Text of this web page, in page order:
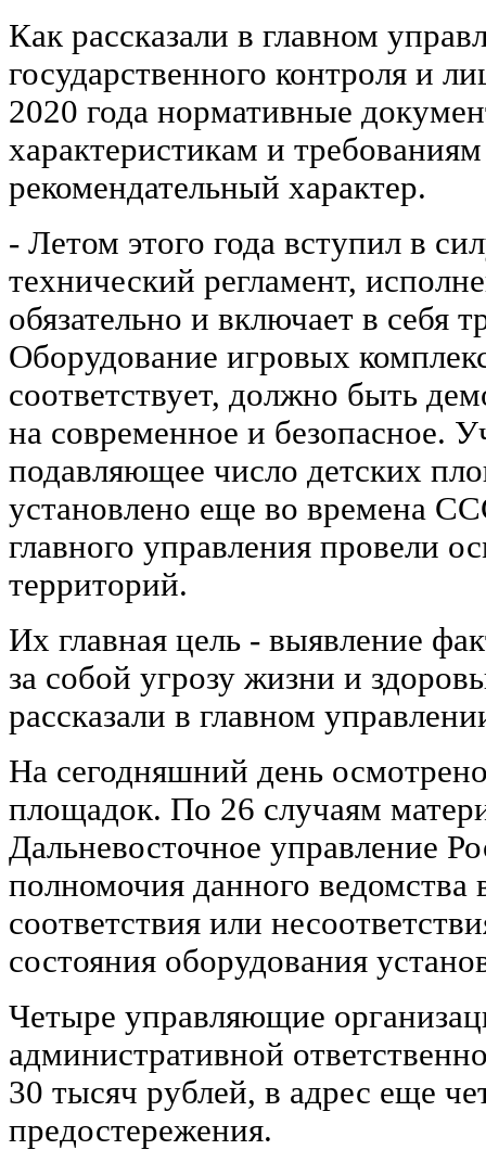
Как рассказали в главном
государственного контроля и
2020 года нормативные
характеристикам и
рекомендательный характер.
- Летом этого года вступил в
технический регламент,
обязательно и включает в себя
Оборудование игровых
соответствует, должно быть
на современное и безопасное.
подавляющее число детских
установлено еще во времена
главного управления провели
территорий.
Их главная цель - выявление
за собой угрозу жизни и
рассказали в главном
На сегодняшний день
площадок. По 26 случаям
Дальневосточное управление
полномочия данного ведомства
соответствия или
состояния оборудования
Четыре управляющие
административной
30 тысяч рублей, в адрес еще
предостережения.